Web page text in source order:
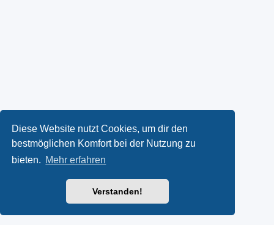
Diese Website nutzt Cookies, um dir den
bestmöglichen Komfort bei der Nutzung zu
bieten. Mehr erfahren
Verstanden!